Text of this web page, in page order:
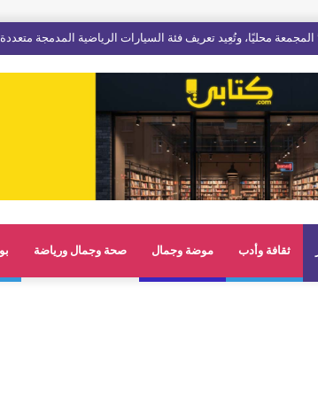
ثقافة وأدب موضة وجمال صحة وجمال ورياضة